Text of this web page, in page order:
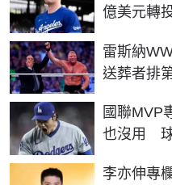
億美元轉
雷斯納
送葬者排
國聯MVP
也沒用
李亦伸專